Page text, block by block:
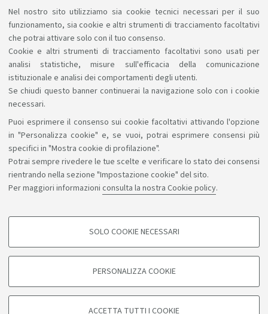
Nel nostro sito utilizziamo sia cookie tecnici necessari per il suo
funzionamento, sia cookie e altri strumenti di tracciamento facoltativi
che potrai attivare solo con il tuo consenso.
Cookie e altri strumenti di tracciamento facoltativi sono usati per
analisi statistiche, misure sull'efficacia della comunicazione
istituzionale e analisi dei comportamenti degli utenti.
Se chiudi questo banner continuerai la navigazione solo con i cookie
necessari.
Puoi esprimere il consenso sui cookie facoltativi attivando l'opzione
in "Personalizza cookie" e, se vuoi, potrai esprimere consensi più
specifici in "Mostra cookie di profilazione".
Potrai sempre rivedere le tue scelte e verificare lo stato dei consensi
rientrando nella sezione "Impostazione cookie" del sito.
Per maggiori informazioni consulta la nostra Cookie policy.
COOKIE DI PROFILAZIONE - FACOLTATIVI
degli utenti, creare profili in base al loro comportamento sul sito, per analisi
di marketing.
SOLO COOKIE NECESSARI
PERSONALIZZA COOKIE
ACCETTA TUTTI I COOKIE
01645 ECONOMIA DEGLI INTERMEDIARI FINANZIARI
TORLUCCIO GIUSEPPE
1 2 3 4 5
Sosteniamo il diritto alla conoscenza
Seguici su:
Bologna - Via Zamboni, 33 - 40126 Bologna - PI: 01131710376 -
CF: 80007010376
Note legali Informazioni sul sito e accessibilità